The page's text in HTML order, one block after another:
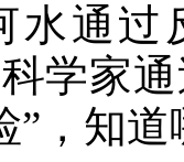
水通过
学家
”，知